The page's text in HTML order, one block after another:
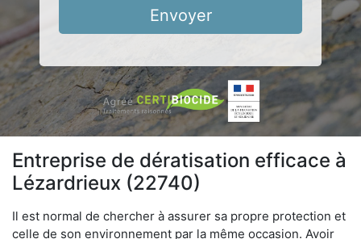
Envoyer
Entreprise de dératisation efficace à
Lézardrieux (22740)
Il est normal de chercher à assurer sa propre protection et
celle de son environnement par la même occasion. Avoir